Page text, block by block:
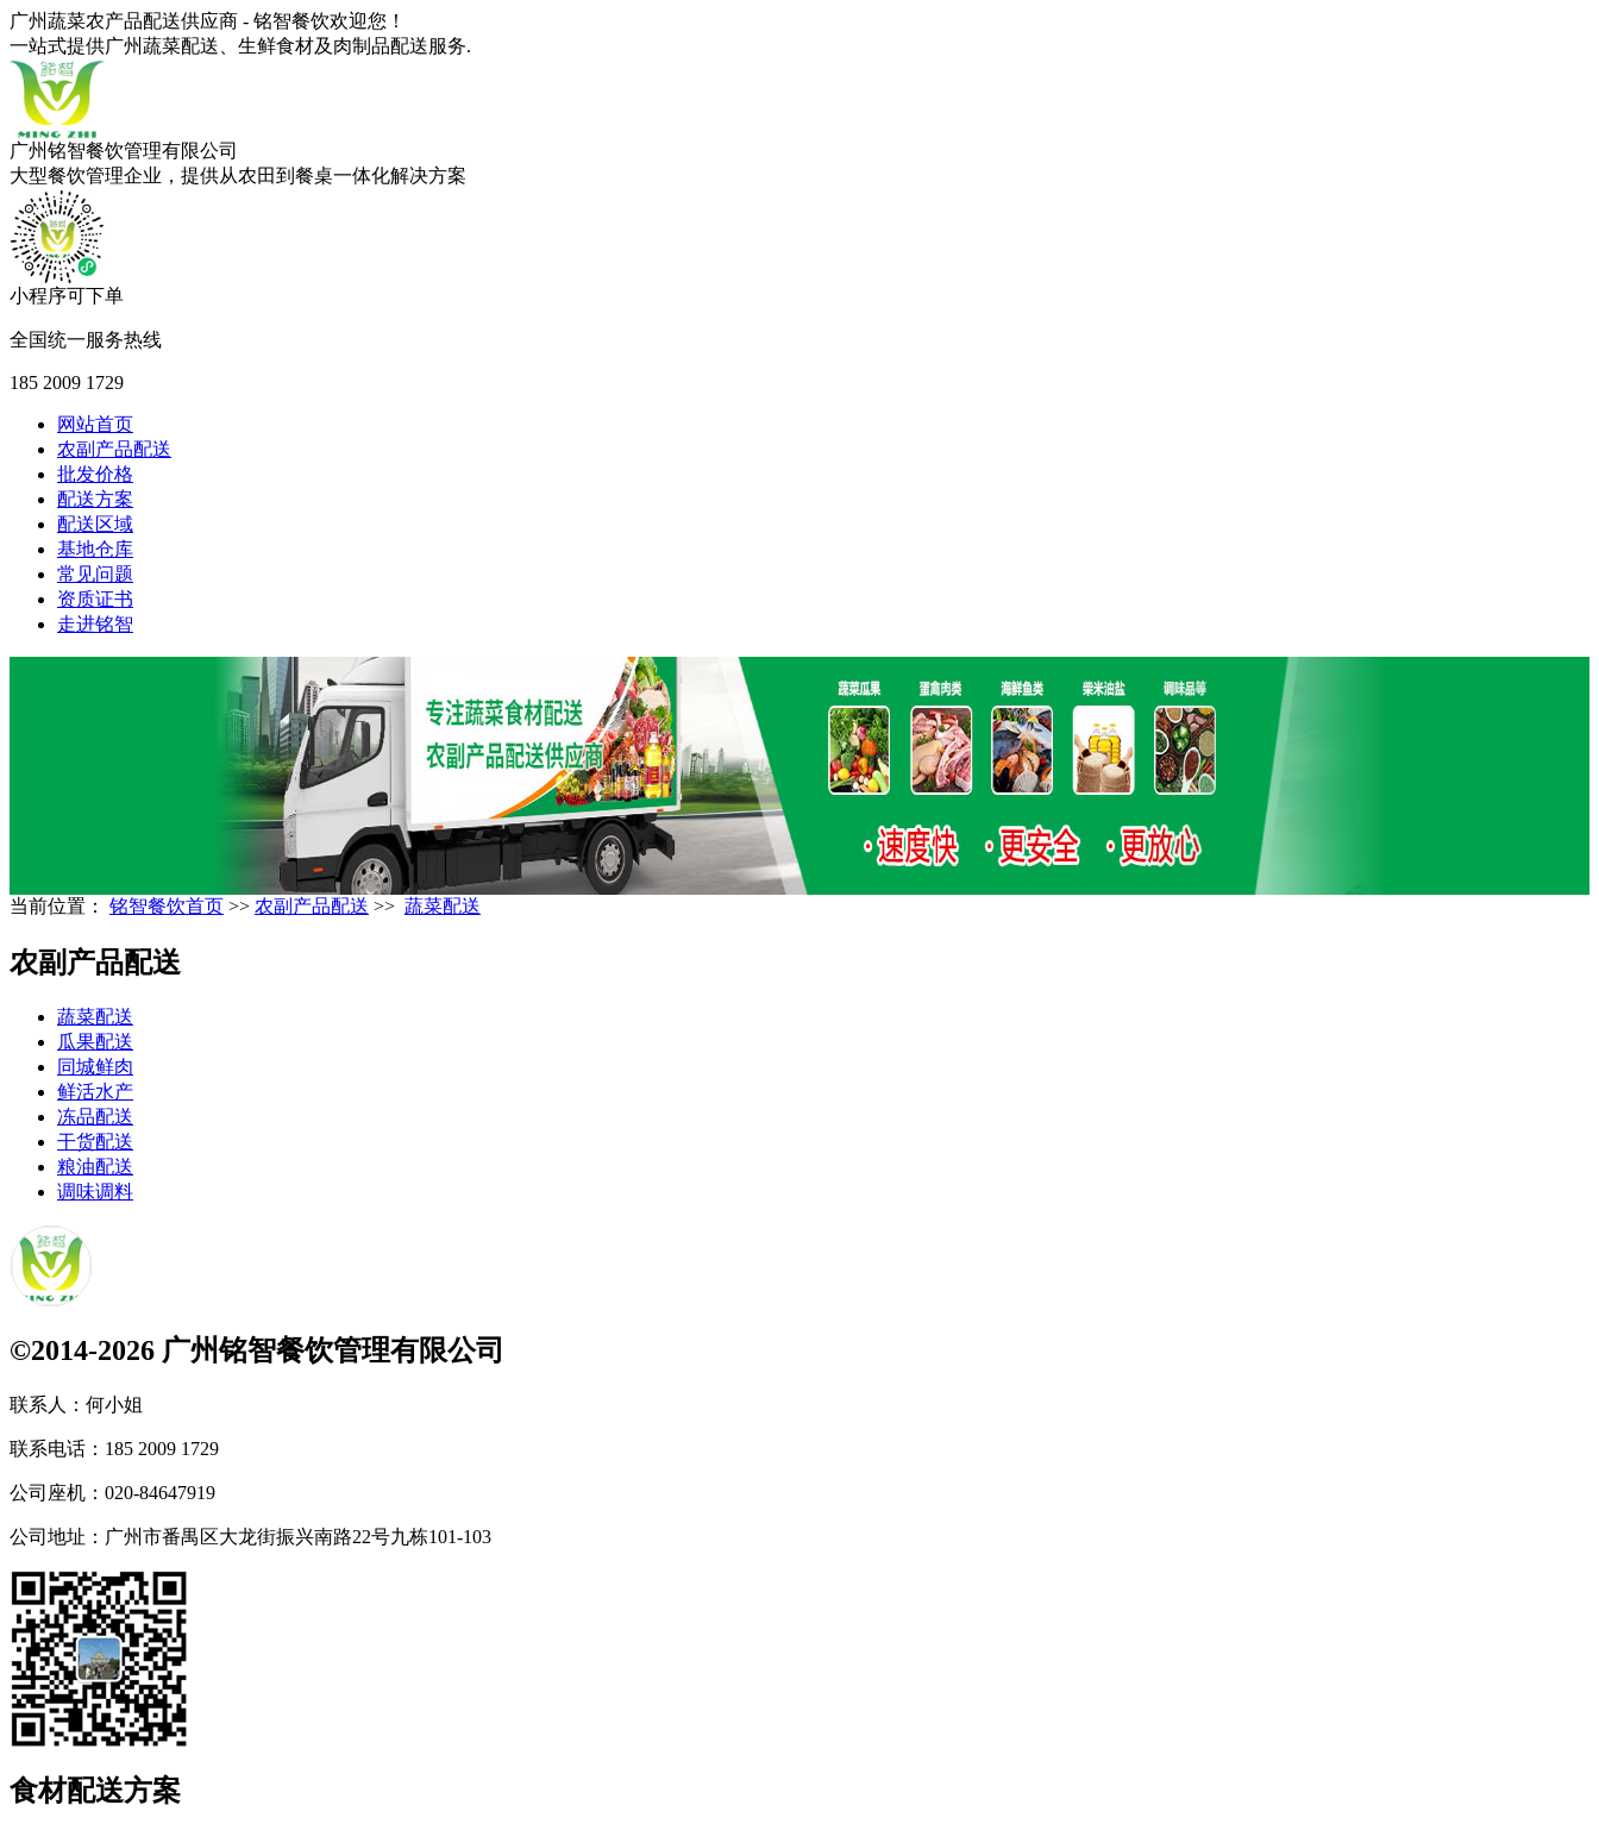
广州蔬菜农产品配送供应商 - 铭智餐饮欢迎您！
一站式提供广州蔬菜配送、生鲜食材及肉制品配送服务.
广州铭智餐饮管理有限公司
大型餐饮管理企业，提供从农田到餐桌一体化解决方案
小程序可下单
全国统一服务热线
185 2009 1729
网站首页
农副产品配送
批发价格
配送方案
配送区域
基地仓库
常见问题
资质证书
走进铭智
当前位置： 铭智餐饮首页 >> 农副产品配送 >> 蔬菜配送
农副产品配送
蔬菜配送
瓜果配送
同城鲜肉
鲜活水产
冻品配送
干货配送
粮油配送
调味调料
©2014-2026 广州铭智餐饮管理有限公司
联系人： 何小姐
联系电话： 185 2009 1729
公司座机： 020-84647919
公司地址： 广州市番禺区大龙街振兴南路22号九栋101-103
食材配送方案